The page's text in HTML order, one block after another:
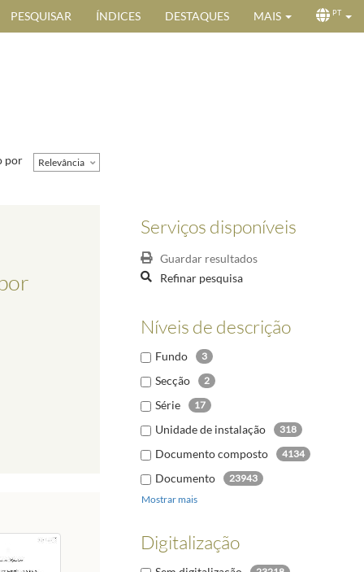
PESQUISAR ÍNDICES DESTAQUES MAIS PT
Serviços disponíveis
Guardar resultados
Refinar pesquisa
Níveis de descrição
Fundo 3
Secção 2
Série 17
Unidade de instalação 318
Documento composto 4134
Documento
23943
Mostrar mais
Digitalização
por Relevância